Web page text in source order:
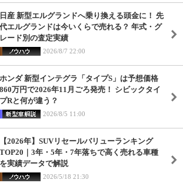
日産 新型エルグランドへ乗り換える頭金に！ 先
代エルグランドは今いくらで売れる？ 年式・グ
レード別の査定実績
2026/8/7 22:00
ホンダ 新型インテグラ「タイプS」は予想価格
860万円で2026年11月ごろ発売！ シビックタイ
プRと何が違う？
2026/8/5 11:00
【2026年】SUVリセールバリューランキング
TOP20｜3年・5年・7年落ちで高く売れる車種
を実績データで解説
2026/5/18 21:30